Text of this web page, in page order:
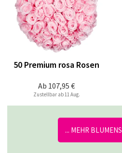
Ab 107,95 €
50 Premium rosa Rosen
Zustellbar ab 11 Aug.
... MEHR